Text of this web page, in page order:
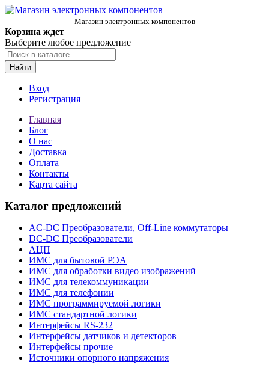
Магазин электронных компонентов
Корзина ждет
Выберите любое предложение
Найти
Вход
Регистрация
Главная
Блог
О нас
Доставка
Оплата
Контакты
Карта сайта
Каталог предложений
AC-DC Преобразователи, Off-Line коммутаторы
DC-DC Преобразователи
АЦП
ИМС для бытовой РЭА
ИМС для обработки видео изображений
ИМС для телекоммуникации
ИМС для телефонии
ИМС программируемой логики
ИМС стандартной логики
Интерфейсы RS-232
Интерфейсы датчиков и детекторов
Интерфейсы прочие
Источники опорного напряжения